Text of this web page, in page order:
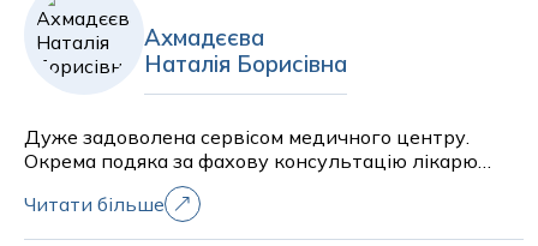
Ахмадєєва
Наталія Борисівна
Дуже задоволена сервісом медичного центру.
Окрема подяка за фахову консультацію лікарю
інфекціоністу Ахмадєєвій Наталії Борисівні.
Читати більше